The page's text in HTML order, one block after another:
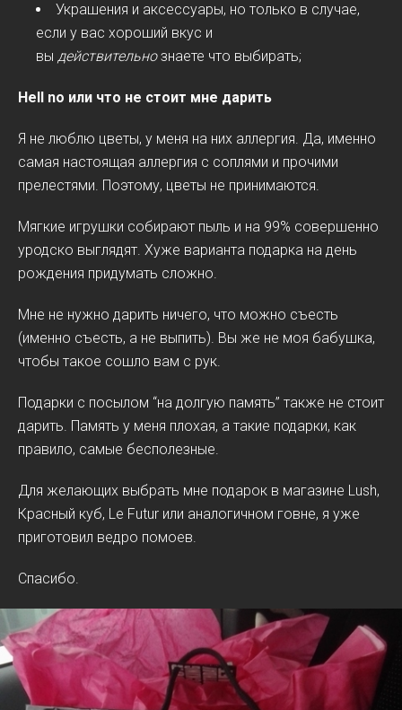
Украшения и аксессуары, но только в случае,
если у вас хороший вкус и
вы действительнознаете что выбирать;
Hell no или что не стоит мне дарить
Я не люблю цветы, у меня на них аллергия. Да, именно
самая настоящая аллергия с соплями и прочими
прелестями. Поэтому, цветы не принимаются.
Мягкие игрушки собирают пыль и на 99% совершенно
уродско выглядят. Хуже варианта подарка на день
рождения придумать сложно.
Мне не нужно дарить ничего, что можно съесть
(именно съесть, а не выпить). Вы же не моя бабушка,
чтобы такое сошло вам с рук.
Подарки с посылом “на долгую память” также не стоит
дарить. Память у меня плохая, а такие подарки, как
правило, самые бесполезные.
Для желающих выбрать мне подарок в магазине Lush,
Красный куб, Le Futur или аналогичном говне, я уже
приготовил ведро помоев.
Спасибо.